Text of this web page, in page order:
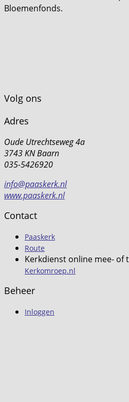
Bloemenfonds.
Volg ons
Adres
Oude Utrechtseweg 4a
3743 KN Baarn
035-5426920
info@paaskerk.nl
www.paaskerk.nl
Contact
Paaskerk
Route
Kerkdienst online mee- of
Kerkomroep.nl
Beheer
Inloggen